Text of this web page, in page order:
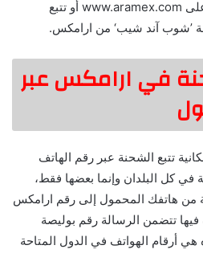
من خلال ميزة تتبع الشحنات على www.aramex.com أو تتبع
’شوب آند شيب‘ من ارامكس.
في ارامكس عبر
تتبع الشحنة عبر رقم الهاتف
كل البلدان وإنما بعضها فقط،
من هاتفك المحمول إلى رقم ارامكس
فيها تتضمن الرسالة رقم بوليصة
أرقام الهواتف في الدول المتاحة